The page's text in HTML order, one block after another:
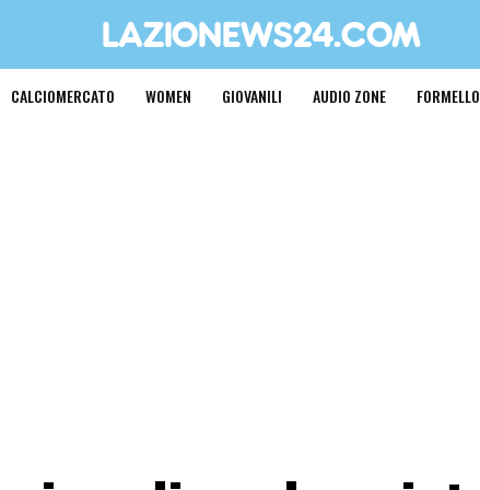
CALCIOMERCATO WOMEN GIOVANILI AUDIO ZONE FORMELLO